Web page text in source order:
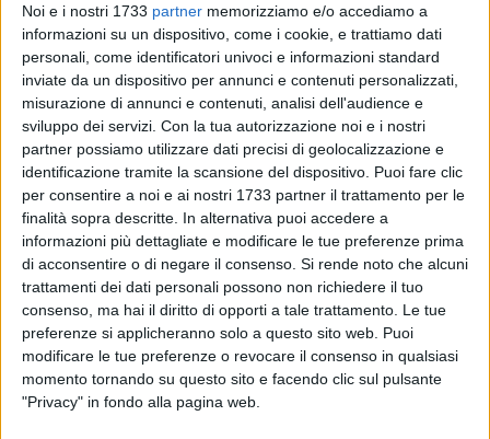
Noi e i nostri 1733 partner memorizziamo e/o accediamo a
informazioni su un dispositivo, come i cookie, e trattiamo dati
personali, come identificatori univoci e informazioni standard
inviate da un dispositivo per annunci e contenuti personalizzati,
misurazione di annunci e contenuti, analisi dell'audience e
sviluppo dei servizi. Con la tua autorizzazione noi e i nostri
partner possiamo utilizzare dati precisi di geolocalizzazione e
identificazione tramite la scansione del dispositivo. Puoi fare clic
per consentire a noi e ai nostri 1733 partner il trattamento per le
finalità sopra descritte. In alternativa puoi accedere a
informazioni più dettagliate e modificare le tue preferenze prima
di acconsentire o di negare il consenso. Si rende noto che alcuni
trattamenti dei dati personali possono non richiedere il tuo
consenso, ma hai il diritto di opporti a tale trattamento. Le tue
preferenze si applicheranno solo a questo sito web. Puoi
modificare le tue preferenze o revocare il consenso in qualsiasi
momento tornando su questo sito e facendo clic sul pulsante
"Privacy" in fondo alla pagina web.
TRANI - 15 NOVEMBRE 2011
Ekobat, Forza Trani motiva il no in Provincia
TRANI - 15 NOVEMBRE 2011
«Sovranità al popolo, non alle banche»
TRANI - 14 NOVEMBRE 2011
Giunta, non c’è convergenza sulle
stabilizzazioni
TRANI - 14 NOVEMBRE 2011
Trani 2012, Ugo Operamolla si presenta